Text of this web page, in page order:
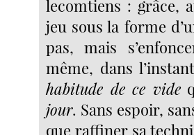
lecomtiens : grâce,
jeu sous la forme
pas, mais
même, dans
habitude de ce vide
jour. Sans espoir,
que raffiner sa